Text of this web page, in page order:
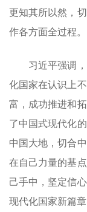
更知其所以然，
作各方面全过程。
习近平强调，
化国家在认识上
富，成功推进和
了中国式现代化
中国大地，切合
在自己力量的基
己手中，坚定信
现代化国家新篇章